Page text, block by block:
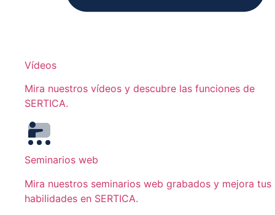
Vídeos
Mira nuestros vídeos y descubre las funciones de
SERTICA.
Seminarios web
Mira nuestros seminarios web grabados y mejora tus
habilidades en SERTICA.